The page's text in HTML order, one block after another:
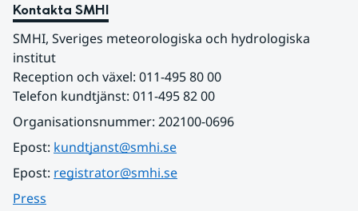
Kontakta SMHI
SMHI, Sveriges meteorologiska och hydrologiska
institut
Reception och växel: 011-495 80 00
Telefon kundtjänst: 011-495 82 00
Organisationsnummer: 202100-0696
Epost: kundtjanst@smhi.se
Epost: registrator@smhi.se
Press